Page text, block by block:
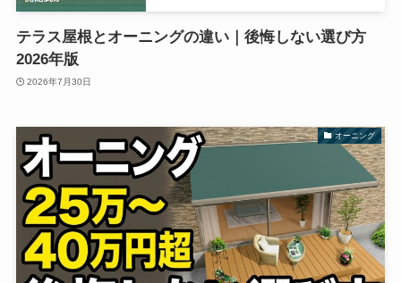
テラス屋根とオーニングの違い｜後悔しない選び方
2026年版
2026年7月30日
オーニング